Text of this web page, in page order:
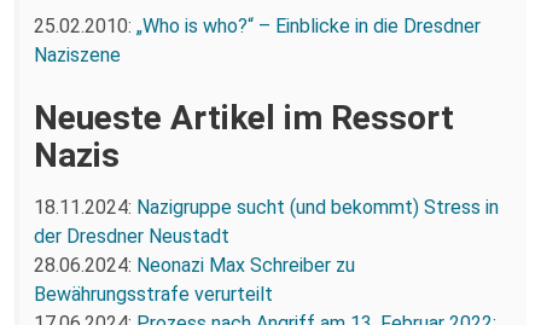
25.02.2010: „Who is who?“ – Einblicke in die Dresdner
Naziszene
Neueste Artikel im Ressort
Nazis
18.11.2024: Nazigruppe sucht (und bekommt) Stress in
der Dresdner Neustadt
28.06.2024: Neonazi Max Schreiber zu
Bewährungsstrafe verurteilt